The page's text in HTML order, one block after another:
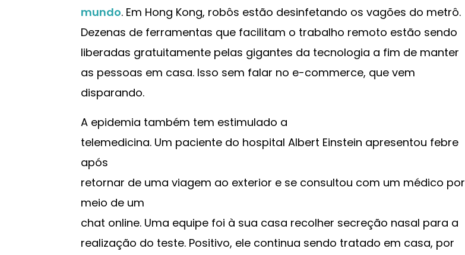
mundo. Em Hong Kong, robôs estão desinfetando os vagões do metrô.
Dezenas de ferramentas que facilitam o trabalho remoto estão sendo
liberadas gratuitamente pelas gigantes da tecnologia a fim de manter
as pessoas em casa. Isso sem falar no e-commerce, que vem
disparando.
A epidemia também tem estimulado a
telemedicina. Um paciente do hospital Albert Einstein apresentou febre
após
retornar de uma viagem ao exterior e se consultou com um médico por
meio de um
chat online. Uma equipe foi à sua casa recolher secreção nasal para a
realização do teste. Positivo, ele continua sendo tratado em casa, por